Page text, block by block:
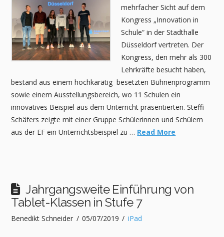
mehrfacher Sicht auf dem
Kongress „Innovation in
Schule“ in der Stadthalle
Düsseldorf vertreten. Der
Kongress, den mehr als 300
Lehrkräfte besucht haben,
bestand aus einem hochkarätig besetzten Bühnenprogramm
sowie einem Ausstellungsbereich, wo 11 Schulen ein
innovatives Beispiel aus dem Unterricht präsentierten. Steffi
Schäfers zeigte mit einer Gruppe Schülerinnen und Schülern
aus der EF ein Unterrichtsbeispiel zu … Read More
Jahrgangsweite Einführung von
Tablet-Klassen in Stufe 7
Benedikt Schneider 05/07/2019 iPad